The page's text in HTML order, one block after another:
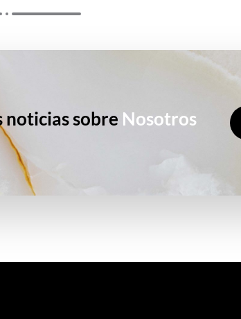
sobre Nosotros